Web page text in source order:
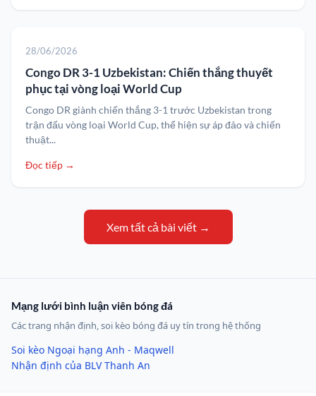
28/06/2026
Congo DR 3-1 Uzbekistan: Chiến thắng thuyết
phục tại vòng loại World Cup
Congo DR giành chiến thắng 3-1 trước Uzbekistan trong
trận đấu vòng loại World Cup, thể hiện sự áp đảo và chiến
thuật...
Đọc tiếp →
Xem tất cả bài viết →
Mạng lưới bình luận viên bóng đá
Các trang nhận định, soi kèo bóng đá uy tín trong hệ thống
Soi kèo Ngoại hạng Anh - Maqwell
Nhận định của BLV Thanh An